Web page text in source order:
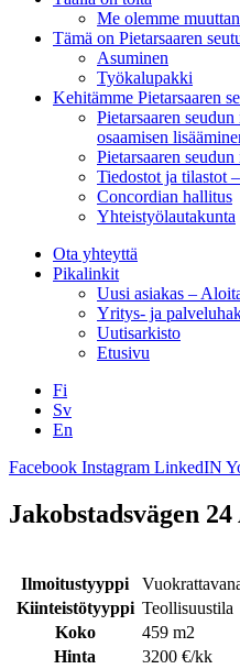
Me olemme
Tämä on Pietarsaaren
Asuminen
Työkalupakki
Kehitämme Pietarsaaren
Pietarsaaren
osaamisen
Pietarsaaren
Tiedostot ja tilastot
Concordian hallitus
Yhteistyölautakunta
Ota yhteyttä
Pikalinkit
Uusi asiakas –
Yritys- ja
Uutisarkisto
Etusivu
Fi
Sv
En
Facebook Instagram LinkedIN
Jakobstadsvägen 24
Ilmoitustyyppi
Kiinteistötyyppi Teollisuustila
Koko
459 m2
Hinta
3200 €/kk